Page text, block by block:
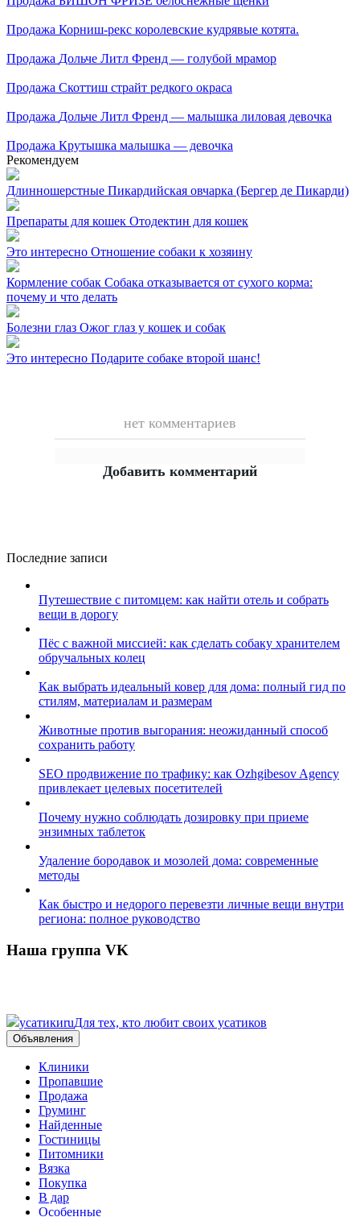
Продажа Корниш-рекс королевские кудрявые котята.
Продажа Дольче Литл Френд — голубой мрамор
Продажа Скоттиш страйт редкого окраса
Продажа Дольче Литл Френд — малышка лиловая девочка
Продажа Крутышка малышка — девочка
Рекомендуем
Длинношерстные Пикардийская овчарка (Бергер де Пикарди)
Препараты для кошек Отодектин для кошек
Это интересно Отношение собаки к хозяину
Кормление собак Собака отказывается от сухого корма:
почему и что делать
Болезни глаз Ожог глаз у кошек и собак
Это интересно Подарите собаке второй шанс!
нет комментариев
Добавить комментарий
Последние записи
Путешествие с питомцем: как найти отель и собрать
вещи в дорогу
Пёс с важной миссией: как сделать собаку хранителем
обручальных колец
Как выбрать идеальный ковер для дома: полный гид по
стилям, материалам и размерам
Животные против выгорания: неожиданный способ
сохранить работу
SEO продвижение по трафику: как Ozhgibesov Agency
привлекает целевых посетителей
Почему нужно соблюдать дозировку при приеме
энзимных таблеток
Удаление бородавок и мозолей дома: современные
методы
Как быстро и недорого перевезти личные вещи внутри
региона: полное руководство
Наша группа VK
усатикиruДля тех, кто любит своих усатиков
Объявления
Клиники
Пропавшие
Продажа
Груминг
Найденные
Гостиницы
Питомники
Вязка
Покупка
В дар
Особенные